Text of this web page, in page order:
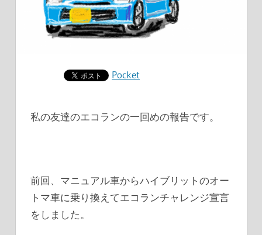
Pocket
私の友達のエコランの一回めの報告です。
前回、マニュアル車からハイブリットのオー
トマ車に乗り換えてエコランチャレンジ宣言
をしました。